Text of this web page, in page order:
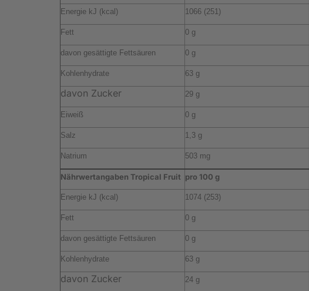
Energie kJ (kcal) 1066 (251)
Fett 0 g
davon gesättigte Fettsäuren 0 g
Kohlenhydrate 63 g
davon Zucker 29 g
Eiweiß 0 g
Salz 1,3 g
Natrium 503 mg
Nährwertangaben Tropical Fruit pro 100 g
Energie kJ (kcal) 1074 (253)
Fett 0 g
davon gesättigte Fettsäuren 0 g
Kohlenhydrate 63 g
davon Zucker 24 g